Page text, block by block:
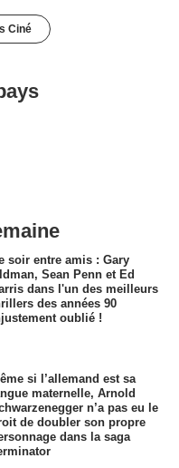
Ciné
soir entre amis : Gary
Sean Penn et Ed
dans l'un des meilleurs
des années 90
oublié !
si l’allemand est sa
maternelle, Arnold
n’a pas eu le
de doubler son propre
dans la saga